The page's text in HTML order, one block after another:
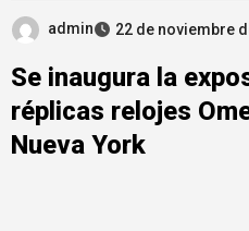
admin 22 de noviembre
Se inaugura la
réplicas relojes
Nueva York